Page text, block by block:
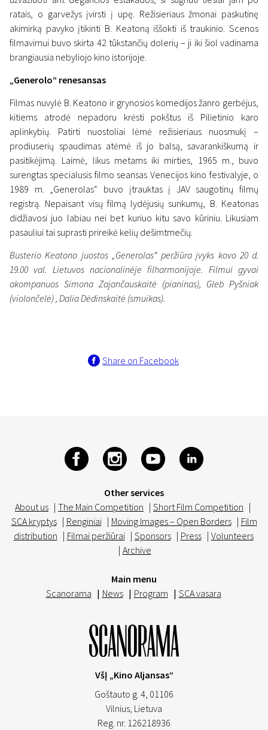
ratais, o garvežys įvirsti į upę. Režisieriaus žmonai paskutinę
akimirką pavyko įtikinti B. Keatoną iššokti iš traukinio. Scenos
filmavimui buvo skirta 42 tūkstančių dolerių – ji iki šiol vadinama
brangiausia nebyliojo kino istorijoje.
„Generolo“ renesansas
Filmas nuvylė B. Keatono ir grynosios komedijos žanro gerbėjus,
kitiems atrodė nepadoru krėsti pokštus iš Pilietinio karo
aplinkybių. Patirti nuostoliai lėmė režisieriaus nuosmukį –
prodiuserių spaudimas atėmė iš jo balsą, savarankiškumą ir
pasitikėjimą. Laimė, likus metams iki mirties, 1965 m., buvo
surengtas specialusis filmo seansas Venecijos kino festivalyje, o
1989 m. „Generolas“ buvo įtrauktas į JAV saugotinų filmų
registrą. Nepaisant visų filmą lydėjusių sunkumų, B. Keatonas
didžiavosi juo labiau nei bet kuriuo kitu savo kūriniu. Likusiam
pasauliui tai suprasti prireikė kelių dešimtmečių.
Busterio Keatono juostos „Generolas“ peržiūra įvyks kovo 20 d.
19.00 val. Lietuvos nacionalinėje filharmonijoje. Filmui gyvai
akompanuos Simona Zajančauskaitė (pianinas), Gleb Pyšniak
(violončelė) , Dalia Dėdinskaitė (smuikas).
Share on Facebook
Other services
About us | The Main Competition | Short Film Competition |
SCA kryptys | Renginiai | Moving Images – Open Borders | Film
distribution | Filmai peržiūrai | Sponsors | Press | Volunteers
| Archive
Main menu
Scanorama | News | Program | SCA vasara
VšĮ „Kino Aljansas“
Goštauto g. 4, 01106
Vilnius, Lietuva
Reg. nr. 126218936